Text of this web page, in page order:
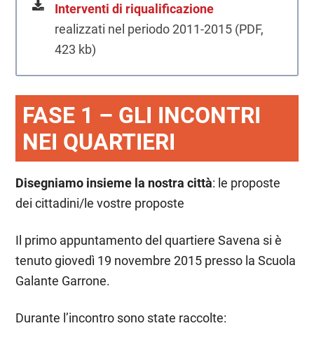
Interventi di riqualificazione
realizzati nel periodo 2011-2015 (PDF,
423 kb)
FASE 1 – GLI INCONTRI
NEI QUARTIERI
Disegniamo insieme la nostra città: le proposte
dei cittadini/le vostre proposte
Il primo appuntamento del quartiere Savena si è
tenuto giovedì 19 novembre 2015 presso la Scuola
Galante Garrone.
Durante l’incontro sono state raccolte: